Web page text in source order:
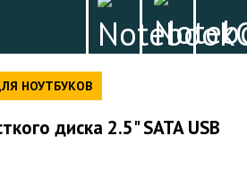
НОУТБУКОВ
диска 2.5" SATA USB